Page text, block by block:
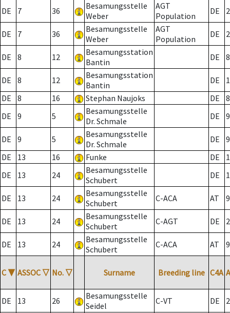
DE 7 36
Besamungsstelle
Weber
AGT
Population
DE 2
DE 7 36
Besamungsstelle
Weber
AGT
Population
DE 2
DE 8 12
Besamungsstation
Bantin
DE 8
DE 8 12
Besamungsstation
Bantin
DE
DE
8 16 Stephan Naujoks DE
8
DE
9 5
Besamungsstelle
Dr. Schmale
DE 9
DE 9 5
Besamungsstelle
Dr. Schmale
DE
9
DE
13 16 Funke DE
DE
13 24
Besamungsstelle
Schubert
DE
DE 13 24
Besamungsstelle
Schubert
C-ACA AT
DE 13 24
Besamungsstelle
Schubert
C-AGT DE 2
DE 13 24
Besamungsstelle
Schubert
C-ACA AT
C ▼ ASSOC ▽ No. ▽ Surname Breeding line C4A
DE 13 26
Besamungsstelle
Seidel
C-VT DE 2